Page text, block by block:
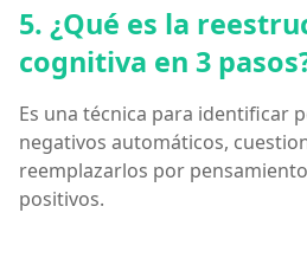
5. ¿Qué es la
cognitiva en 3
Es una técnica para identificar
negativos automáticos,
reemplazarlos por
positivos.